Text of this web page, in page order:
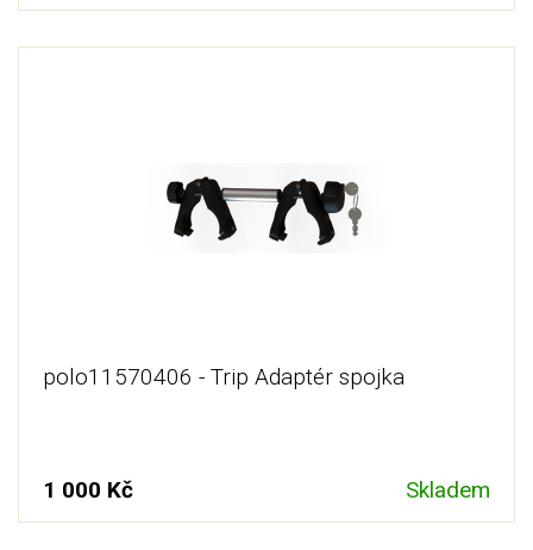
polo11570406 - Trip Adaptér spojka
1 000 Kč Skladem